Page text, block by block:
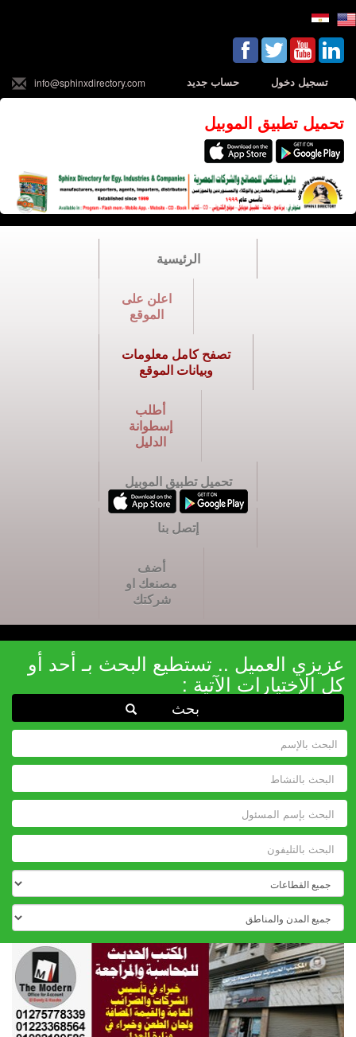
تسجيل دخول حساب جديد info@sphinxdirectory.com
تحميل تطبيق الموبيل
الرئيسية
اعلن على
الموقع
تصفح كامل معلومات
وبيانات الموقع
أطلب
إسطوانة
الدليل
تحميل تطبيق الموبيل
إتصل بنا
أضف
مصنعك او
شركتك
عزيزي العميل .. تستطيع البحث بـ أحد أو
كل الإختيارات الآتية :